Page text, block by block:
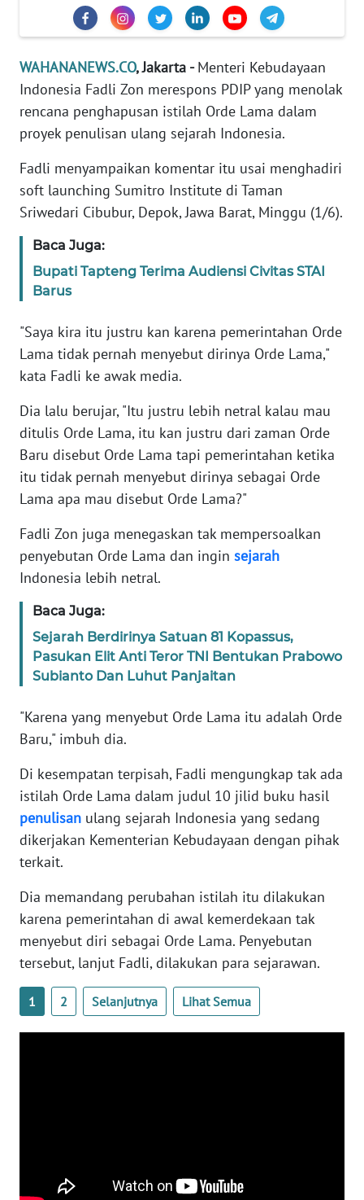
WAHANANEWS.CO, Jakarta -Menteri Kebudayaan
Indonesia Fadli Zon merespons PDIP yang menolak
rencana penghapusan istilah Orde Lama dalam
proyek penulisan ulang sejarah Indonesia.
Fadli menyampaikan komentar itu usai menghadiri
soft launching Sumitro Institute di Taman
Sriwedari Cibubur, Depok, Jawa Barat, Minggu (1/6).
Baca Juga:
Bupati Tapteng Terima Audiensi Civitas STAI
Barus
"Saya kira itu justru kan karena pemerintahan Orde
Lama tidak pernah menyebut dirinya Orde Lama,"
kata Fadli ke awak media.
Dia lalu berujar, "Itu justru lebih netral kalau mau
ditulis Orde Lama, itu kan justru dari zaman Orde
Baru disebut Orde Lama tapi pemerintahan ketika
itu tidak pernah menyebut dirinya sebagai Orde
Lama apa mau disebut Orde Lama?"
Fadli Zon juga menegaskan tak mempersoalkan
penyebutan Orde Lama dan ingin sejarah
Indonesia lebih netral.
Baca Juga:
Sejarah Berdirinya Satuan 81 Kopassus,
Pasukan Elit Anti Teror TNI Bentukan Prabowo
Subianto Dan Luhut Panjaitan
"Karena yang menyebut Orde Lama itu adalah Orde
Baru," imbuh dia.
Di kesempatan terpisah, Fadli mengungkap tak ada
istilah Orde Lama dalam judul 10 jilid buku hasil
penulisan ulang sejarah Indonesia yang sedang
dikerjakan Kementerian Kebudayaan dengan pihak
terkait.
Dia memandang perubahan istilah itu dilakukan
karena pemerintahan di awal kemerdekaan tak
menyebut diri sebagai Orde Lama. Penyebutan
tersebut, lanjut Fadli, dilakukan para sejarawan.
1 2 Selanjutnya Lihat Semua
EDITORIAL
Informasi
BERITA
KONTAK
INFO
IKLAN
TENTANG
KAMI
MEDIA
KARIR
DISCLAIMER
WN
SUMUT
JAKARTA
WN
JABAR
WN
BANTEN
NTT
WN
KEPRI
WN